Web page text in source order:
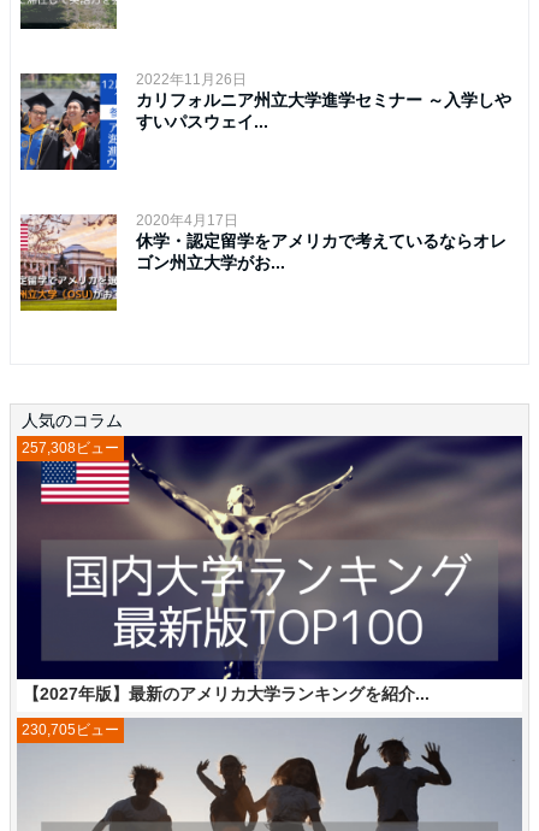
2022年11月26日
カリフォルニア州立大学進学セミナー ～入学しや
すいパスウェイ...
2020年4月17日
休学・認定留学をアメリカで考えているならオレ
ゴン州立大学がお...
人気のコラム
【2027年版】最新のアメリカ大学ランキングを紹介...
257,308ビュー
230,705ビュー